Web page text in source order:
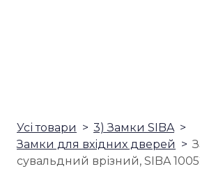
Усі товари
3) Замки SIBA
Замки для вхідних дверей
сувальдний врізний, SIBA